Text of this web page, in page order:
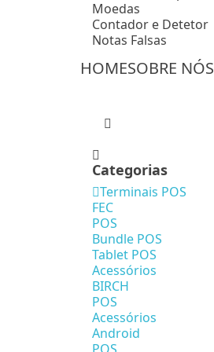
Moedas
Contador e Detetor
Notas Falsas
HOMESOBRE NÓS
Categorias
Terminais POS
FEC
POS
Bundle POS
Tablet POS
Acessórios
BIRCH
POS
Acessórios
Android